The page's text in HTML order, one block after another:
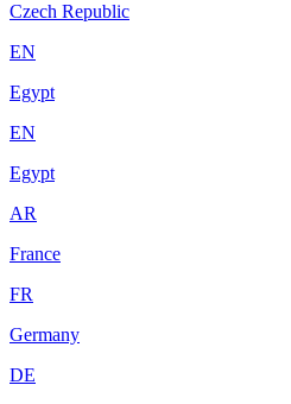
Czech Republic
EN
Egypt
EN
Egypt
AR
France
FR
Germany
DE